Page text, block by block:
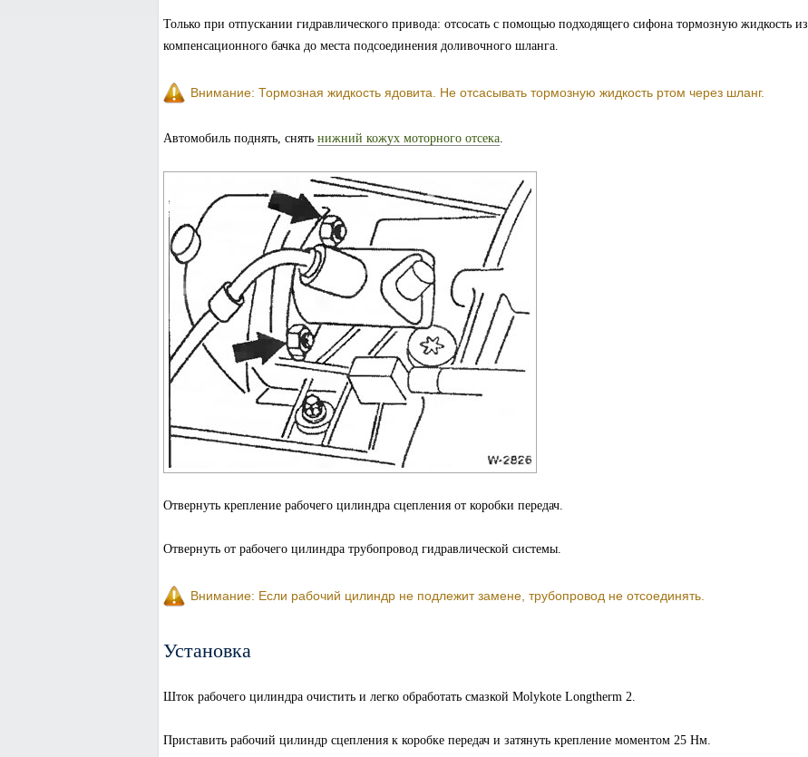
Только при отпускании гидравлического привода: отсосать с помощью подходящего сифона тормозную жидкость из
компенсационного бачка до места подсоединения доливочного шланга.
Внимание: Тормозная жидкость ядовита. Не отсасывать тормозную жидкость ртом через шланг.
Автомобиль поднять, снять нижний кожух моторного отсека.
Отвернуть крепление рабочего цилиндра сцепления от коробки передач.
Отвернуть от рабочего цилиндра трубопровод гидравлической системы.
Внимание: Если рабочий цилиндр не подлежит замене, трубопровод не отсоединять.
Установка
Шток рабочего цилиндра очистить и легко обработать смазкой Molykote Longtherm 2.
Приставить рабочий цилиндр сцепления к коробке передач и затянуть крепление моментом 25 Нм.